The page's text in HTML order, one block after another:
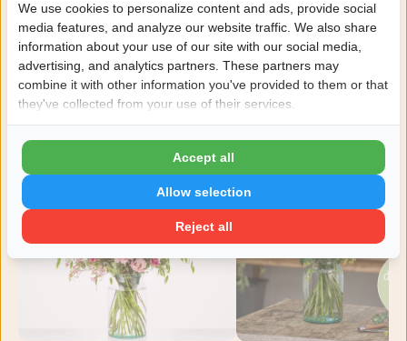
4.6
Bont geplukt boeket
vanaf €19,99
4.9
vanaf €19,99
Geboorte bloemen
We use cookies to personalize content and ads, provide social
media features, and analyze our website traffic. We also share
information about your use of our site with our social media,
advertising, and analytics partners. These partners may
combine it with other information you've provided to them or that
they've collected from your use of their services.
Reject all
Allow selection
Accept all